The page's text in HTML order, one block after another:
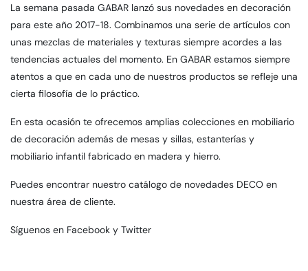
La semana pasada GABAR lanzó sus novedades en decoración
para este año 2017-18. Combinamos una serie de artículos con
unas mezclas de materiales y texturas siempre acordes a las
tendencias actuales del momento. En GABAR estamos siempre
atentos a que en cada uno de nuestros productos se refleje una
cierta filosofía de lo práctico.
En esta ocasión te ofrecemos amplias colecciones en mobiliario
de decoración además de mesas y sillas, estanterías y
mobiliario infantil fabricado en madera y hierro.
Puedes encontrar nuestro catálogo de novedades DECO en
nuestra área de cliente.
Síguenos en Facebook y Twitter